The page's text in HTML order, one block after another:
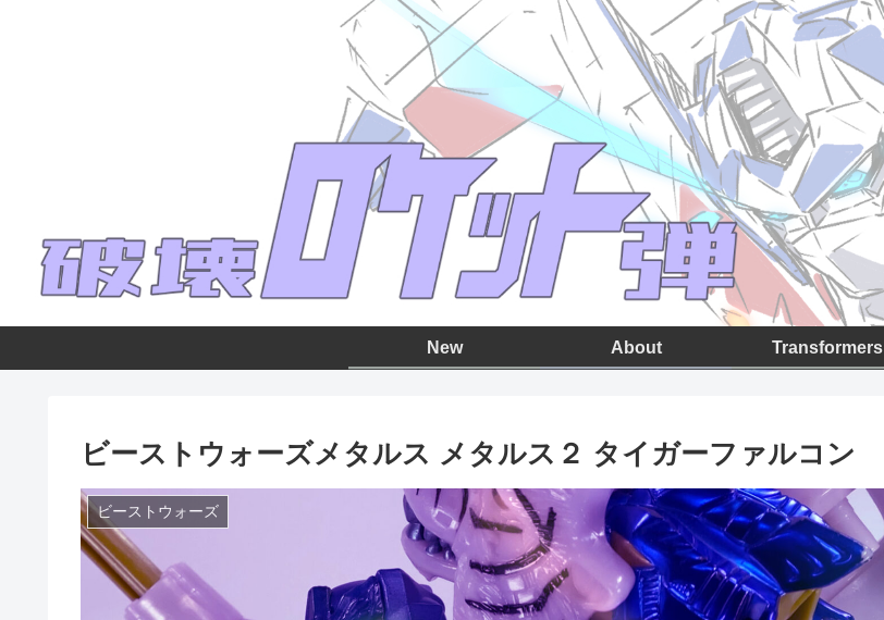
New About Transformers
ビーストウォーズメタルス メタルス２ タイガーファルコン
ビーストウォーズ